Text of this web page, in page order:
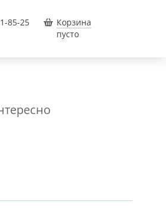
85-25
Корзина
пусто